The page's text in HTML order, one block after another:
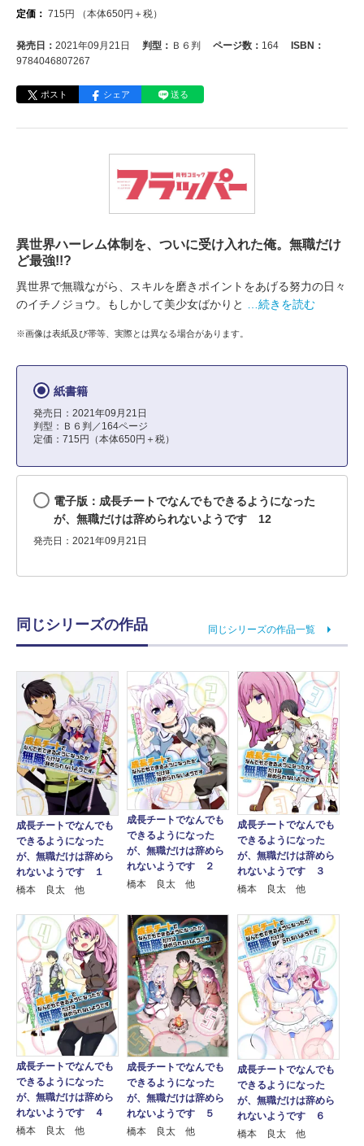
定価： 715 円 （本体650円＋税）
発売日： 2021年09月21日 判型： Ｂ６判 ページ数： 164
ISBN：
9784046807267
ポスト シェア 送る
異世界ハーレム体制を、ついに受け入れた俺。無職だけ
ど最強!!?
異世界で無職ながら、スキルを磨きポイントをあげる努力の日々
のイチノジョウ。もしかして美少女ばかりと
…続きを読む
※画像は表紙及び帯等、実際とは異なる場合があります。
紙書籍
発売日：2021年09月21日
判型：Ｂ６判／164ページ
定価：715円（本体650円＋税）
電子版：成長チートでなんでもできるようになった
が、無職だけは辞められないようです 12
発売日：2021年09月21日
同じシリーズの作品 同じシリーズの作品一覧
成長チートでなんでも
できるようになった
が、無職だけは辞めら
れないようです １
橋本 良太 他
成長チートでなんでも
できるようになった
が、無職だけは辞めら
れないようです ２
橋本 良太 他
成長チートでなんでも
できるようになった
が、無職だけは辞めら
れないようです ３
橋本 良太 他
成長チートでなんでも
できるようになった
が、無職だけは辞めら
れないようです ４
橋本 良太 他
成長チートでなんでも
できるようになった
が、無職だけは辞めら
れないようです ５
橋本 良太 他
成長チートでなんでも
できるようになった
が、無職だけは辞めら
れないようです ６
橋本 良太 他